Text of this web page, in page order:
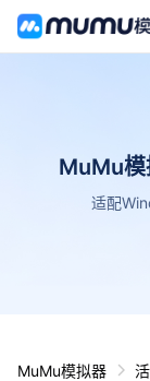
MuMu模
适配
MuMu模拟器